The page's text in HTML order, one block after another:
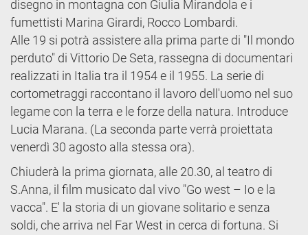
disegno in montagna con Giulia Mirandola e i
fumettisti Marina Girardi, Rocco Lombardi.
Alle 19 si potrà assistere alla prima parte di "Il mondo
perduto" di Vittorio De Seta, rassegna di documentari
realizzati in Italia tra il 1954 e il 1955. La serie di
cortometraggi raccontano il lavoro dell'uomo nel suo
legame con la terra e le forze della natura. Introduce
Lucia Marana. (La seconda parte verrà proiettata
venerdì 30 agosto alla stessa ora).
Chiuderà la prima giornata, alle 20.30, al teatro di
S.Anna, il film musicato dal vivo "Go west – Io e la
vacca". E' la storia di un giovane solitario e senza
soldi, che arriva nel Far West in cerca di fortuna. Si